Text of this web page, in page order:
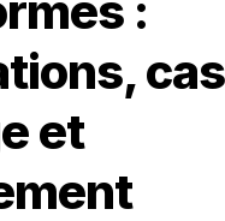
cas
et